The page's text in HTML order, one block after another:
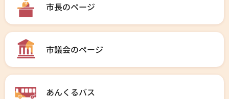
市長のページ
市議会のページ
あんくるバス